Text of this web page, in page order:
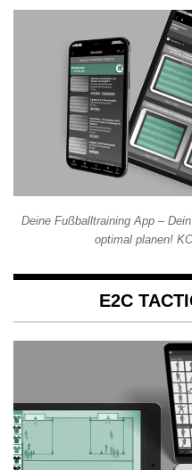
Deine Fußballtraining App –
optimal planen!
E2C